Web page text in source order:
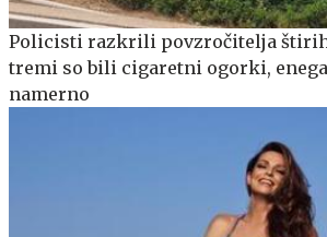
Policisti razkrili povzročitelja štirih
tremi so bili cigaretni ogorki,
namerno